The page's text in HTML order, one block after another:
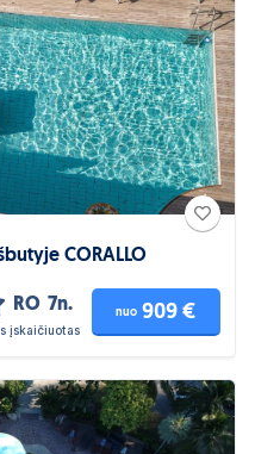
CORALLO
RO 7n.
įskaičiuotas
nuo 909 €